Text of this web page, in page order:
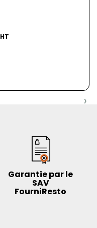
HT
›
Garantie par le
SAV
FourniResto